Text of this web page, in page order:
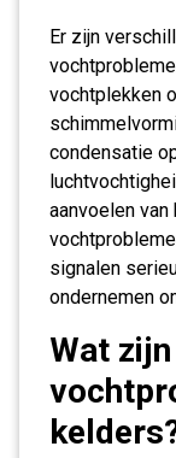
Er zijn
vochtplekken
condensatie
aanvoelen
signalen
ondernemen
Wat